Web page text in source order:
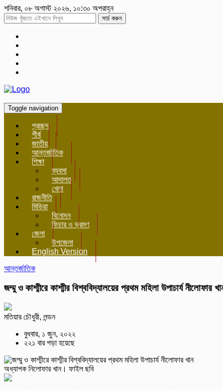
শনিবার, ০৮ অগাস্ট ২০২৬, ১০:৩০ অপরাহ্ন
সার্চ করুন
Toggle navigation
প্রচ্ছদ
শীর্ষ
জাতীয়
আন্তর্জাতিক
শিক্ষা
ব্যবসা
আদালত
খেলা
রাজনীতি
মিডিয়া
বিনোদন
ফিচার ও ভ্রমণ
জেলা
উপজেলা
English Version
আন্তর্জাতিক
জম্মু ও কাশ্মীরে কাশ্মীর বিশ্ববিদ্যালয়ের প্রথম মহিলা উপাচার্য নীলোফার
মতিয়ার চৌধুরী, লন্ডন
বুধবার, ১ জুন, ২০২২
২২১ বার পড়া হয়েছে
অধ্যাপক নিলোফার খান। ফাইল ছবি